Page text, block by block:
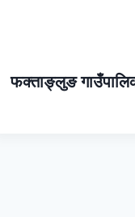
फक्ताङ्लुङ